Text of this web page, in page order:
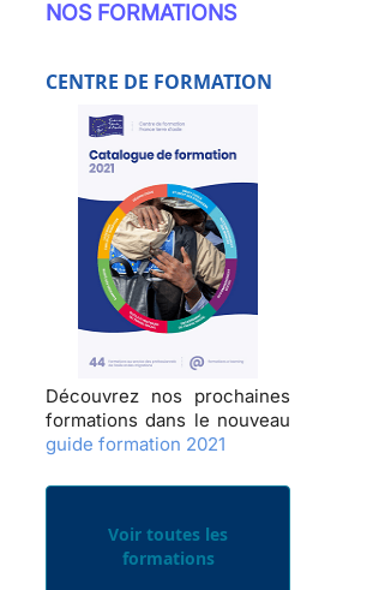
NOS FORMATIONS
CENTRE DE FORMATION
Découvrez nos prochaines
formations dans le nouveau
guide formation 2021
Voir toutes les
formations